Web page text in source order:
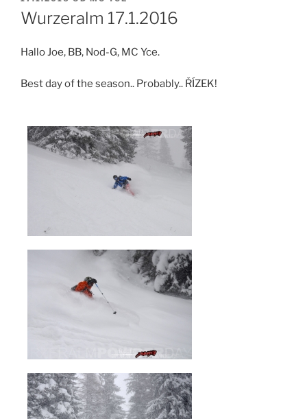
Wurzeralm 17.1.2016
Hallo Joe, BB, Nod-G, MC Yce.
Best day of the season.. Probably.. ŘÍZEK!